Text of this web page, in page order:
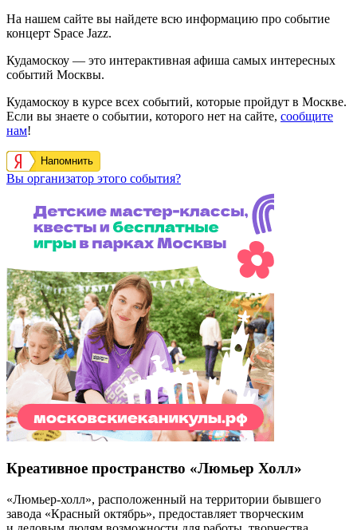
На нашем сайте вы найдете всю информацию про событие
концерт Space Jazz.
Кудамоскоу — это интерактивная афиша самых интересных
событий Москвы.
Кудамоскоу в курсе всех событий, которые пройдут в Москве.
Если вы знаете о событии, которого нет на сайте, сообщите
нам!
Напомнить
Вы организатор этого события?
Креативное пространство «Люмьер Холл»
«Люмьер-холл», расположенный на территории бывшего
завода «Красный октябрь», предоставляет творческим